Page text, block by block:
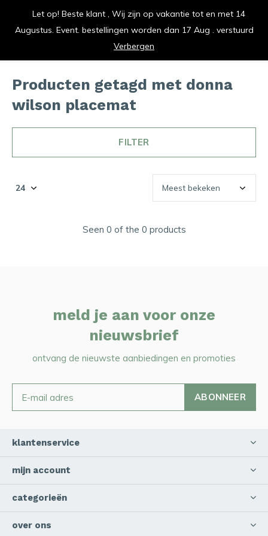
vrolijk je keuken op
Producten getagd met donna
wilson placemat
FILTER
Seen 0 of the 0 products
meld je aan voor onze
nieuwsbrief
ontvang de nieuwste aanbiedingen en promoties
ABONNEER
klantenservice
mijn account
categorieën
over ons
Let op! Beste klant , Wij zijn op vakantie tot en met 14
Augustus. Event. bestellingen worden dan 17 Aug . verstuurd
Verbergen